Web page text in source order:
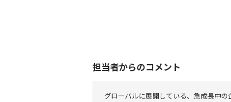
担当者からのコメント
グローバルに展開している、急成長中の